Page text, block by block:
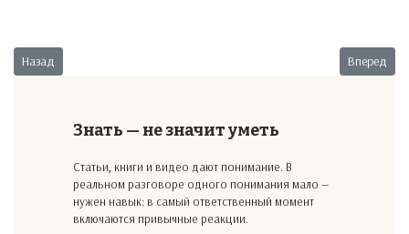
Предыдущий: Заливка фундамента
Назад Вперед
Знать — не значит уметь
Статьи, книги и видео дают понимание. В
реальном разговоре одного понимания мало —
нужен навык: в самый ответственный момент
включаются привычные реакции.